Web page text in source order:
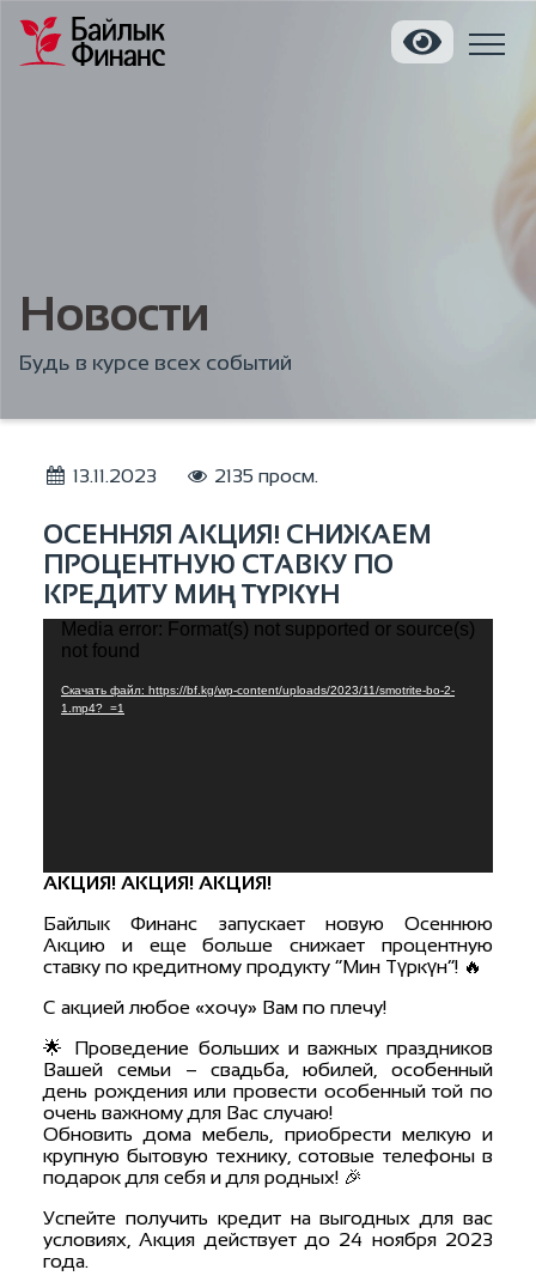
Новости
Будь в курсе всех событий
13.11.2023 2135 просм.
ОСЕННЯЯ АКЦИЯ! СНИЖАЕМ
ПРОЦЕНТНУЮ СТАВКУ ПО
КРЕДИТУ МИҢ ТҮРКҮН
Видеоплеер
Media error: Format(s) not supported or source(s)
not found
Скачать файл: https://bf.kg/wp-content/uploads/2023/11/smotrite-bo-2-
1.mp4?_=1
АКЦИЯ! АКЦИЯ! АКЦИЯ!
Байлык Финанс запускает новую Осеннюю
Акцию и еще больше снижает процентную
ставку по кредитному продукту “Мин Түркүн”! 🔥
С акцией любое «хочу» Вам по плечу!
🌟 Проведение больших и важных праздников
Вашей семьи – свадьба, юбилей, особенный
день рождения или провести особенный той по
очень важному для Вас случаю!
Обновить дома мебель, приобрести мелкую и
крупную бытовую технику, сотовые телефоны в
подарок для себя и для родных! 🎉
Успейте получить кредит на выгодных для вас
условиях, Акция действует до 24 ноября 2023
года.